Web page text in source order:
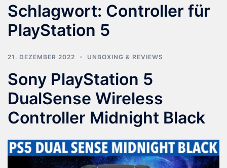
Schlagwort: Controller für
PlayStation 5
21. DEZEMBER 2022 UNBOXING & REVIEWS
Sony PlayStation 5
DualSense Wireless
Controller Midnight Black